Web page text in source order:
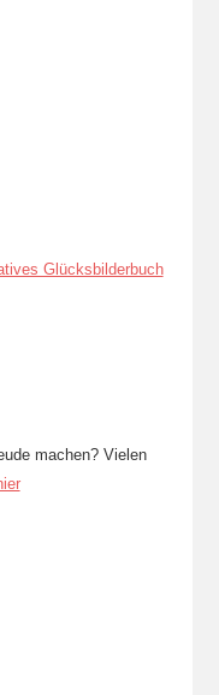
Glücksbilderbuch
machen? Vielen